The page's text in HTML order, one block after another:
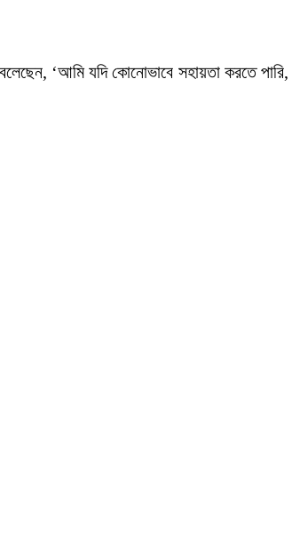
‘আমি যদি কোনোভাবে সহায়তা করতে পারি,